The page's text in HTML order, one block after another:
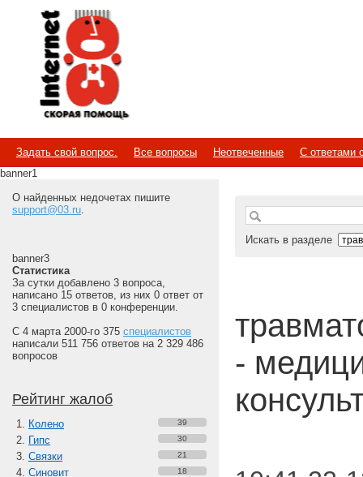
Internet
Скорая помощь
Задать свой вопрос. Все вопросы Неотвеченные
С ответами
banner1
О найденных недочетах пишите
support@03.ru.
banner3
Статистика
За сутки добавлено 3 вопроса,
написано 15 ответов, из них 0 ответ от
3 специалистов в 0 конференции.
С 4 марта 2000-го 375 специалистов
написали 511 756 ответов на 2 329 486
вопросов
Рейтинг жалоб
Колено 39
Гипс 30
Связки 21
Синовит 18
Искать в разделе
-